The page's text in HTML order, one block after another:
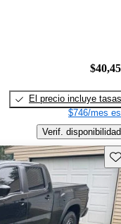
El precio incluye tasas
$746/mes
Verif. disponibilidad